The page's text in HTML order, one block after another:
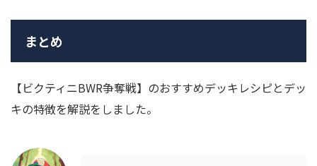
まとめ
【ビクティニBWR争奪戦】のおすすめデッキレシピとデッ
キの特徴を解説をしました。